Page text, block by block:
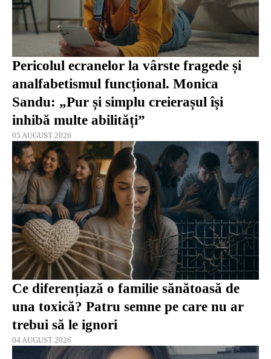
Pericolul ecranelor la vârste fragede și
analfabetismul funcțional. Monica
Sandu: „Pur și simplu creierașul își
inhibă multe abilități”
05 AUGUST 2026
Ce diferențiază o familie sănătoasă de
una toxică? Patru semne pe care nu ar
trebui să le ignori
04 AUGUST 2026